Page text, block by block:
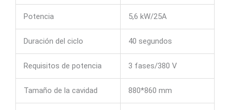
Potencia 5,6 kW/25A
Duración del ciclo 40 segundos
Requisitos de potencia 3 fases/380 V
Tamaño de la cavidad 880*860 mm